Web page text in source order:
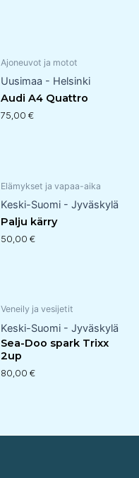
Ajoneuvot ja motot
Uusimaa - Helsinki
Audi A4 Quattro
75,00 €
Elämykset ja vapaa-aika
Keski-Suomi - Jyväskylä
Palju kärry
50,00 €
Veneily ja vesijetit
Keski-Suomi - Jyväskylä
Sea-Doo spark Trixx
2up
80,00 €